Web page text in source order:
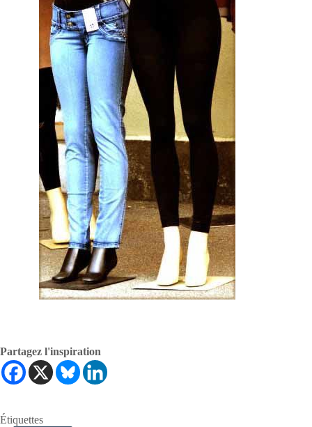
Partagez l'inspiration
Étiquettes